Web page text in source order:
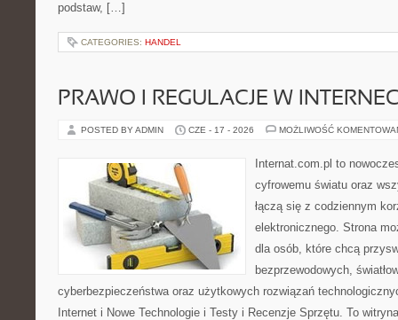
podstaw, […]
CATEGORIES: HANDEL
PRAWO I REGULACJE W
POSTED BY ADMIN CZE - 17 - 2026 MOŻLIWOŚĆ
Internat.com.pl to
cyfrowemu światu oraz
łączą się z codziennym
elektronicznego. Strona
dla osób, które chcą
bezprzewodowych,
cyberbezpieczeństwa oraz użytkowych rozwiązań
Internet i Nowe Technologie i Testy i Recenzje Sprzętu. To